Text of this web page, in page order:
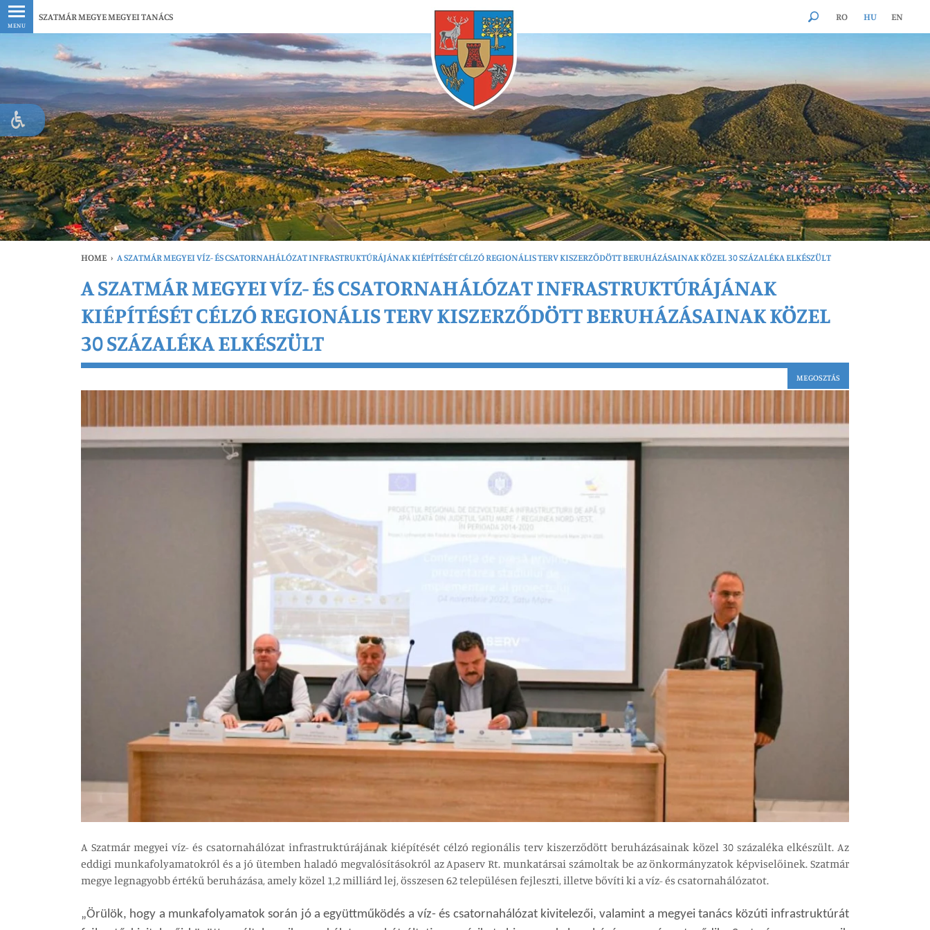
MENU
SZATMÁR MEGYE MEGYEI TANÁCS RO HU EN
HOME › A SZATMÁR MEGYEI VÍZ- ÉS CSATORNAHÁLÓZAT INFRASTRUKTÚRÁJÁNAK KIÉPÍTÉSÉT CÉLZÓ REGIONÁLIS TERV KISZERZŐDÖTT BERUHÁZÁSAINAK KÖZEL 30 SZÁZALÉKA ELKÉSZÜLT
A SZATMÁR MEGYEI VÍZ- ÉS CSATORNAHÁLÓZAT INFRASTRUKTÚRÁJÁNAK
KIÉPÍTÉSÉT CÉLZÓ REGIONÁLIS TERV KISZERZŐDÖTT BERUHÁZÁSAINAK KÖZEL
30 SZÁZALÉKA ELKÉSZÜLT
MEGOSZTÁS
A Szatmár megyei víz- és csatornahálózat infrastruktúrájának kiépítését célzó regionális terv kiszerződött beruházásainak közel 30 százaléka elkészült. Az
eddigi munkafolyamatokról és a jó ütemben haladó megvalósításokról az Apaserv Rt. munkatársai számoltak be az önkormányzatok képviselőinek. Szatmár
megye legnagyobb értékű beruházása, amely közel 1,2 milliárd lej, összesen 62 településen fejleszti, illetve bővíti ki a víz- és csatornahálózatot.
„Örülök, hogy a munkafolyamatok során jó a együttműködés a víz- és csatornahálózat kivitelezői, valamint a megyei tanács közúti infrastruktúrát